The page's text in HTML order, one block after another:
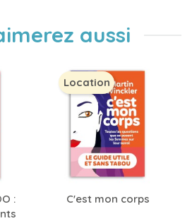
aussi
:
C'est mon corps
Location